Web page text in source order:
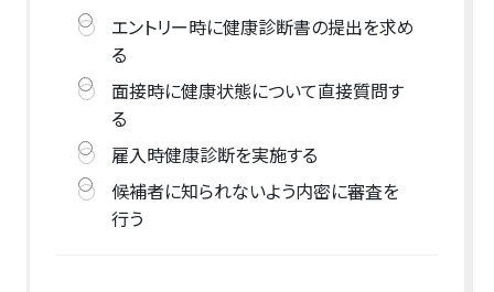
エントリー時に健康診断書の提出を求め
る
面接時に健康状態について直接質問す
る
雇入時健康診断を実施する
候補者に知られないよう内密に審査を
行う